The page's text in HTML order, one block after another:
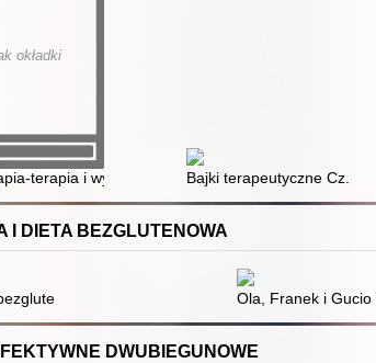
dla nauczycieli i bibliotekarzy
okładki
terapia i wychowanie przez czytanie
Bajki terapeutyczne Cz. 1
I DIETA BEZGLUTENOWA
: praktyczny poradnikOla, Franek i Gucio
DWUBIEGUNOWE